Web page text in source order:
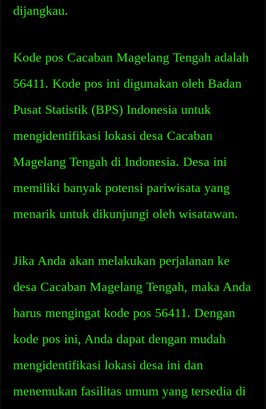
dijangkau.
Kode pos Cacaban Magelang Tengah adalah
56411. Kode pos ini digunakan oleh Badan
Pusat Statistik (BPS) Indonesia untuk
mengidentifikasi lokasi desa Cacaban
Magelang Tengah di Indonesia. Desa ini
memiliki banyak potensi pariwisata yang
menarik untuk dikunjungi oleh wisatawan.
Jika Anda akan melakukan perjalanan ke
desa Cacaban Magelang Tengah, maka Anda
harus mengingat kode pos 56411. Dengan
kode pos ini, Anda dapat dengan mudah
mengidentifikasi lokasi desa ini dan
menemukan fasilitas umum yang tersedia di